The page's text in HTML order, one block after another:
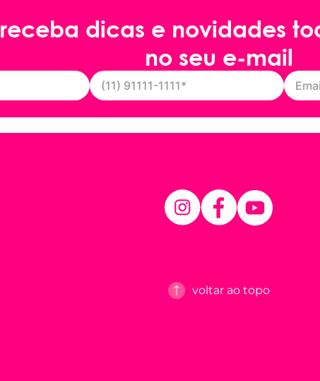
receba dicas e novidades
no seu e-mail
voltar ao topo